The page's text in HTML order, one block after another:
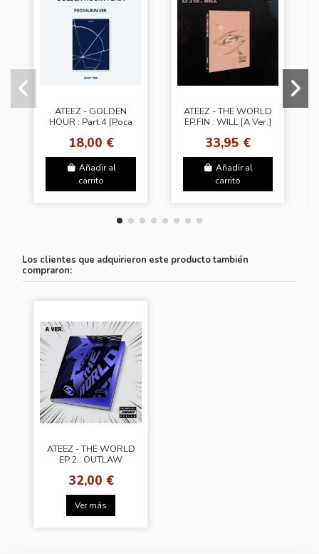
ATEEZ - GOLDEN
HOUR : Part.4 [Poca
Ver.]
18,00 €
Añadir al
carrito
ATEEZ - THE WORLD
EP.FIN : WILL [A Ver.]
(SW)
33,95 €
Añadir al
carrito
Los clientes que adquirieron este producto también
compraron:
ATEEZ - THE WORLD
EP.2 : OUTLAW
(SW)
32,00 €
Ver más